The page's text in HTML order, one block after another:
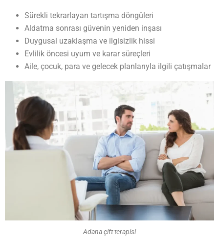
Sürekli tekrarlayan tartışma döngüleri
Aldatma sonrası güvenin yeniden inşası
Duygusal uzaklaşma ve ilgisizlik hissi
Evlilik öncesi uyum ve karar süreçleri
Aile, çocuk, para ve gelecek planlarıyla ilgili çatışmalar
Adana çift terapisi